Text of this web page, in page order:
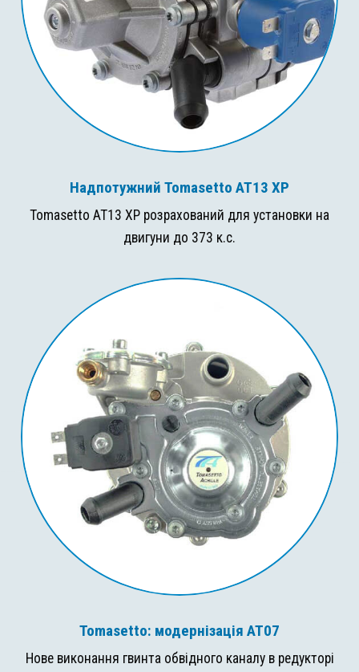
Надпотужний Tomasetto AT13 XP
Tomasetto AT13 XP розрахований для установки на
двигуни до 373 к.с.
Tomasetto: модернізація AT07
Нове виконання гвинта обвідного каналу в редукторі